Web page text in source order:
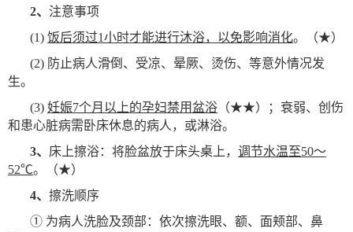
2、 注意事项
(1) 饭后须过1小时才能进行沐浴，以免影响消化。（★）
(2) 防止病人滑倒、受凉、晕厥、烫伤、等意外情况发
生。
(3) 妊娠7个月以上的孕妇禁用盆浴 （★★）；衰弱、创伤
和患心脏病需卧床休息的病人，或淋浴。
3、 床上擦浴：将脸盆放于床头桌上， 调节水温至50～
52℃。（★）
4、 擦洗顺序
① 为病人洗脸及颈部：依次擦洗眼、额、面颊部、鼻